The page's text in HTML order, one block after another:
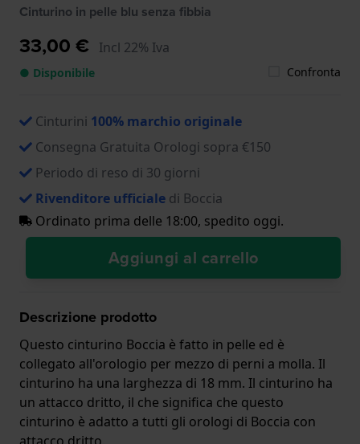
Cinturino in pelle blu senza fibbia
33,00 € Incl 22% Iva
● Disponibile Confronta
Cinturini 100% marchio originale
Consegna Gratuita Orologi sopra €150
Periodo di reso di 30 giorni
Rivenditore ufficiale di Boccia
Ordinato prima delle 18:00, spedito oggi.
Aggiungi al carrello
Descrizione prodotto
Questo cinturino Boccia è fatto in pelle ed è
collegato all'orologio per mezzo di perni a molla. Il
cinturino ha una larghezza di 18 mm. Il cinturino ha
un attacco dritto, il che significa che questo
cinturino è adatto a tutti gli orologi di Boccia con